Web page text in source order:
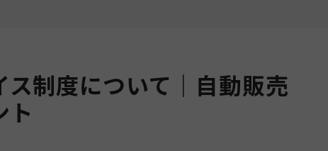
制度について｜自動販売
ト